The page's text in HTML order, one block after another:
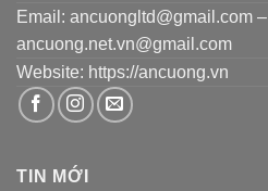
Email: ancuongltd@gmail.com –
ancuong.net.vn@gmail.com
Website: https://ancuong.vn
TIN MỚI